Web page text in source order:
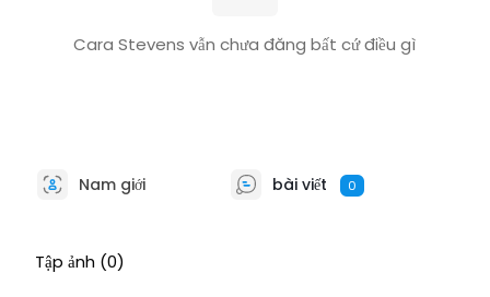
Cara Stevens vẫn chưa đăng bất cứ điều gì
Nam giới bài viết 0
Tập ảnh (0)